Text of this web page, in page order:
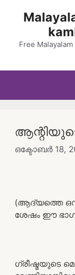
Free
ഒക്ടോബർ 18,
(ആദ്യത്തെ
ശേഷം ഈ
ഗ്രീഷ്മയുടെ